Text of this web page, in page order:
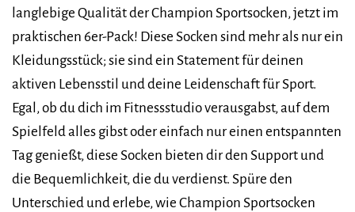
langlebige Qualität der Champion Sportsocken, jetzt im
praktischen 6er-Pack! Diese Socken sind mehr als nur ein
Kleidungsstück; sie sind ein Statement für deinen
aktiven Lebensstil und deine Leidenschaft für Sport.
Egal, ob du dich im Fitnessstudio verausgabst, auf dem
Spielfeld alles gibst oder einfach nur einen entspannten
Tag genießt, diese Socken bieten dir den Support und
die Bequemlichkeit, die du verdienst. Spüre den
Unterschied und erlebe, wie Champion Sportsocken